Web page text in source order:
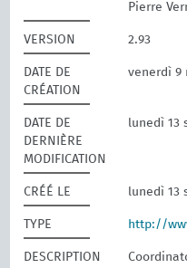
Pierre
VERSION 2.93
DATE DE
CRÉATION
venerdì 9
DATE DE
DERNIÈRE
MODIFICATION
lunedì 13
CRÉÉ LE lunedì 13
TYPE http://
DESCRIPTION